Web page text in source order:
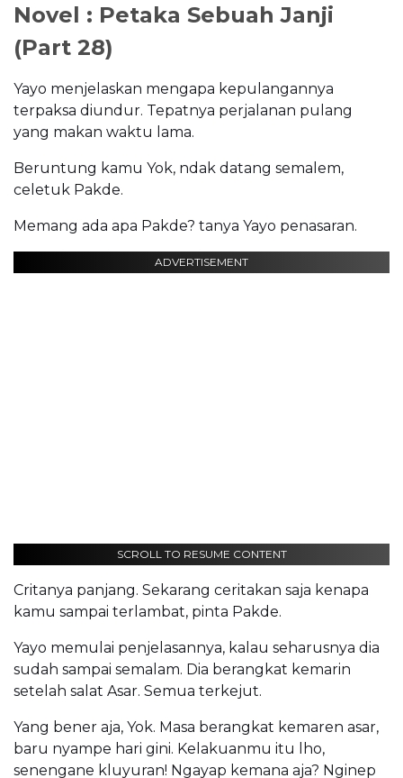
Novel : Petaka Sebuah Janji
(Part 28)
Yayo menjelaskan mengapa kepulangannya
terpaksa diundur. Tepatnya perjalanan pulang
yang makan waktu lama.
Beruntung kamu Yok, ndak datang semalem,
celetuk Pakde.
Memang ada apa Pakde? tanya Yayo penasaran.
ADVERTISEMENT
SCROLL TO RESUME CONTENT
Critanya panjang. Sekarang ceritakan saja kenapa
kamu sampai terlambat, pinta Pakde.
Yayo memulai penjelasannya, kalau seharusnya dia
sudah sampai semalam. Dia berangkat kemarin
setelah salat Asar. Semua terkejut.
Yang bener aja, Yok. Masa berangkat kemaren asar,
baru nyampe hari gini. Kelakuanmu itu lho,
senengane kluyuran! Ngayap kemana aja? Nginep